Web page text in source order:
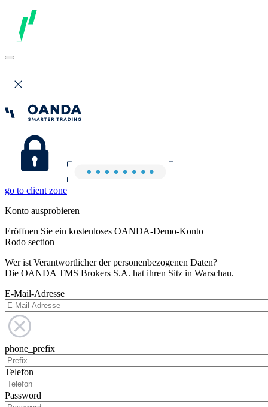
go to client zone
Konto ausprobieren
Eröffnen Sie ein kostenloses OANDA-Demo-Konto
Rodo section
Wer ist Verantwortlicher der personenbezogenen Daten?
Die OANDA TMS Brokers S.A. hat ihren Sitz in Warschau.
E-Mail-Adresse
phone_prefix
Telefon
Password